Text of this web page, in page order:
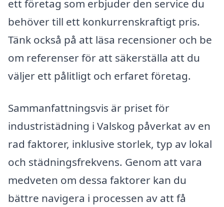
ett företag som erbjuder den service du
behöver till ett konkurrenskraftigt pris.
Tänk också på att läsa recensioner och be
om referenser för att säkerställa att du
väljer ett pålitligt och erfaret företag.
Sammanfattningsvis är priset för
industristädning i Valskog påverkat av en
rad faktorer, inklusive storlek, typ av lokal
och städningsfrekvens. Genom att vara
medveten om dessa faktorer kan du
bättre navigera i processen av att få